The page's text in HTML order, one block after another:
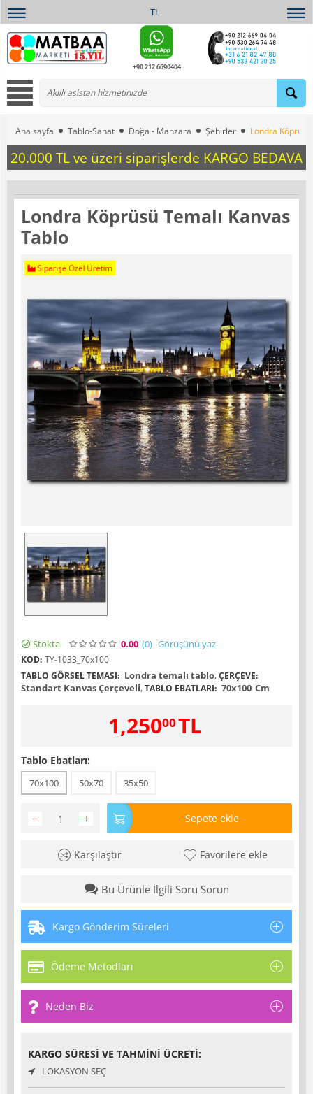
TL
+90 212 6690404
Ana sayfa Tablo-Sanat Doğa - Manzara Şehirler Londra
20.000 TL ve üzeri siparişlerde KARGO BEDAVA
Londra Köprüsü Temalı Kanvas
Tablo
Siparişe Özel Üretim
Stokta 0.00 (0) Görüşünü yaz
KOD: TY-1033_70x100
TABLO GÖRSEL TEMASI: Londra temalı tablo,ÇERÇEVE:
Standart Kanvas Çerçeveli,TABLO EBATLARI: 70x100 Cm
1,25000TL
Tablo Ebatları:
70x100 50x70 35x50
+
− Sepete ekle
Karşılaştır Favorilere ekle
Bu Ürünle İlgili Soru Sorun
Kargo Gönderim Süreleri
Ödeme Metodları
Neden Biz
KARGO SÜRESI VE TAHMINI ÜCRETI:
LOKASYON SEÇ